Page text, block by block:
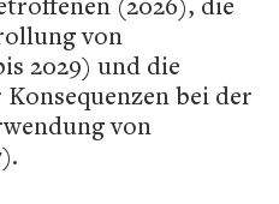
von
2029) und die
bei der
von